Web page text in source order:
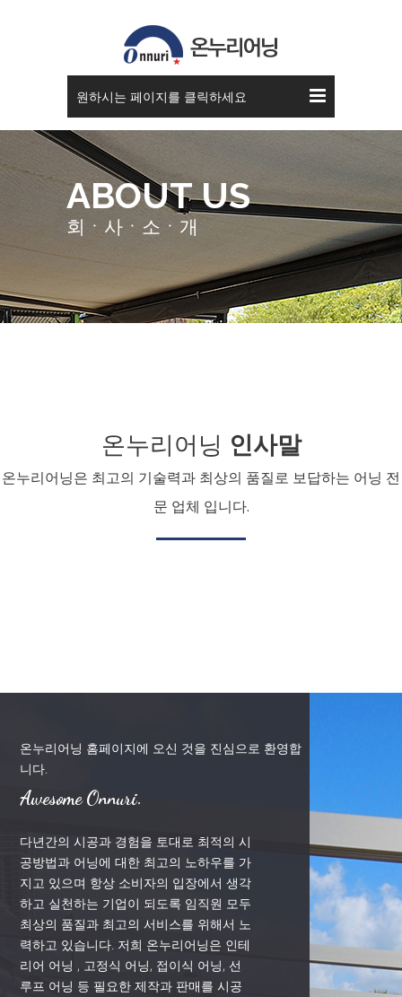
원하시는 페이지를 클릭하세요
ABOUT US
회ㆍ사ㆍ소ㆍ개
온누리어닝 인사말
온누리어닝은 최고의 기술력과 최상의 품질로 보답하는 어닝 전
문 업체 입니다.
온누리어닝 홈페이지에 오신 것을 진심으로 환영합
니다.
Awesome Onnuri.
다년간의 시공과 경험을 토대로 최적의 시
공방법과 어닝에 대한 최고의 노하우를 가
지고 있으며 항상 소비자의 입장에서 생각
하고 실천하는 기업이 되도록 임직원 모두
최상의 품질과 최고의 서비스를 위해서 노
력하고 있습니다. 저희 온누리어닝은 인테
리어 어닝 , 고정식 어닝, 접이식 어닝, 선
루프 어닝 등 필요한 제작과 판매를 시공